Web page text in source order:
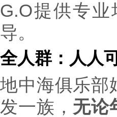
G.O提供专
导。
全人群：人人
地中海俱乐部
发一族， 无论